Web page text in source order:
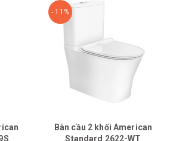
- 11%
Bàn cầu 2 khối American
Standard 2622-WT